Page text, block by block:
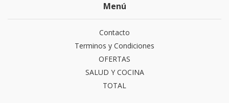
Menú
Contacto
Terminos y Condiciones
OFERTAS
SALUD Y COCINA
TOTAL